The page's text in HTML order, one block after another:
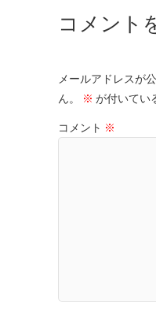
コメント
メールアドレスが
ん。
※ が付いてい
コメント ※